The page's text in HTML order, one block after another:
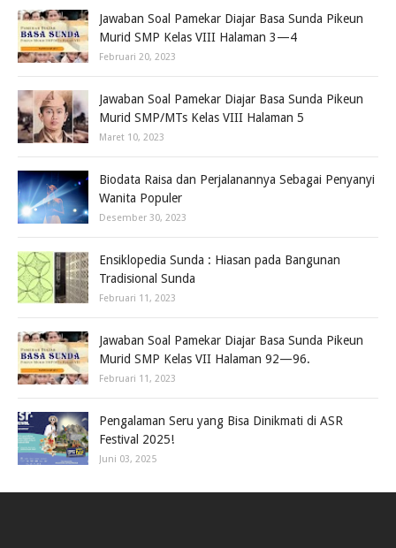
Jawaban Soal Pamekar Diajar Basa Sunda Pikeun
Murid SMP Kelas VIII Halaman 3—4
Februari 20, 2023
Jawaban Soal Pamekar Diajar Basa Sunda Pikeun
Murid SMP/MTs Kelas VIII Halaman 5
Maret 10, 2023
Biodata Raisa dan Perjalanannya Sebagai Penyanyi
Wanita Populer
Desember 30, 2023
Ensiklopedia Sunda : Hiasan pada Bangunan
Tradisional Sunda
Februari 11, 2023
Jawaban Soal Pamekar Diajar Basa Sunda Pikeun
Murid SMP Kelas VII Halaman 92—96.
Februari 11, 2023
Pengalaman Seru yang Bisa Dinikmati di ASR
Festival 2025!
Juni 03, 2025